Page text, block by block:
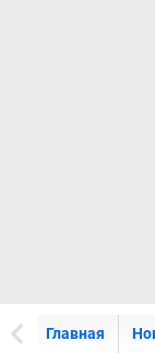
Главная